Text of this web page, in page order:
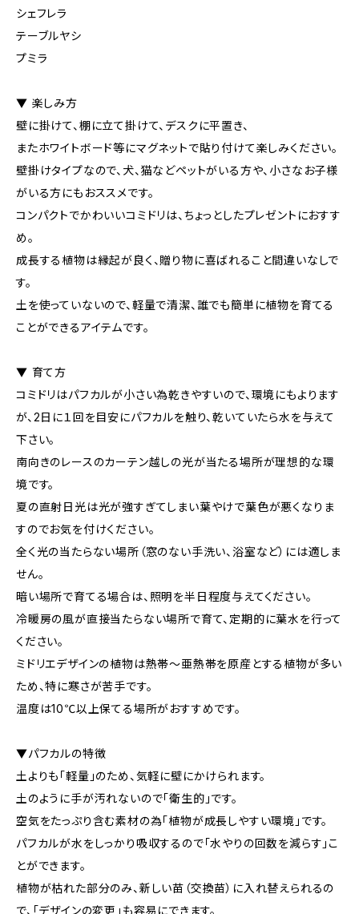
シェフレラ
テーブルヤシ
プミラ
▼ 楽しみ方
壁に掛けて、棚に立て掛けて、デスクに平置き、
またホワイトボード等にマグネットで貼り付けて楽しみください。
壁掛けタイプなので、犬、猫などペットがいる方や、小さなお子様
がいる方にもおススメです。
コンパクトでかわいいコミドリは、ちょっとしたプレゼントにおすす
め。
成長する植物は縁起が良く、贈り物に喜ばれること間違いなしで
す。
土を使っていないので、軽量で清潔、誰でも簡単に植物を育てる
ことができるアイテムです。
▼ 育て方
コミドリはパフカルが小さい為乾きやすいので、環境にもよります
が、2日に１回を目安にパフカルを触り、乾いていたら水を与えて
下さい。
南向きのレースのカーテン越しの光が当たる場所が理想的な環
境です。
夏の直射日光は光が強すぎてしまい葉やけで葉色が悪くなりま
すのでお気を付けください。
全く光の当たらない場所（窓のない手洗い、浴室など）には適しま
せん。
暗い場所で育てる場合は、照明を半日程度与えてください。
冷暖房の風が直接当たらない場所で育て、定期的に葉水を行って
ください。
ミドリエデザインの植物は熱帯～亜熱帯を原産とする植物が多い
ため、特に寒さが苦手です。
温度は10℃以上保てる場所がおすすめです。
▼パフカルの特徴
土よりも「軽量」のため、気軽に壁にかけられます。
土のように手が汚れないので「衛生的」です。
空気をたっぷり含む素材の為「植物が成長しやすい環境」です。
パフカルが水をしっかり吸収するので「水やりの回数を減らす」こ
とができます。
植物が枯れた部分のみ、新しい苗（交換苗）に入れ替えられるの
で、「デザインの変更」も容易にできます。